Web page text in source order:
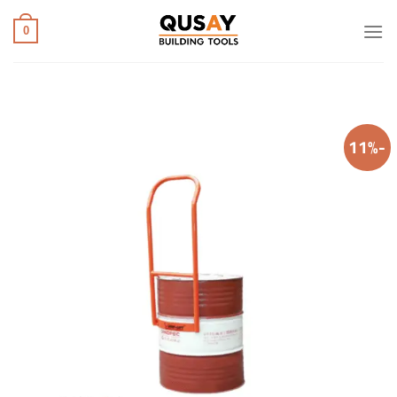
للمحتوى
0
-11%